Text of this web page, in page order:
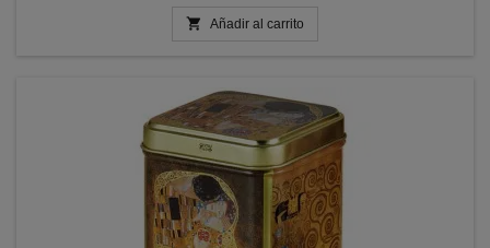
 Añadir al carrito